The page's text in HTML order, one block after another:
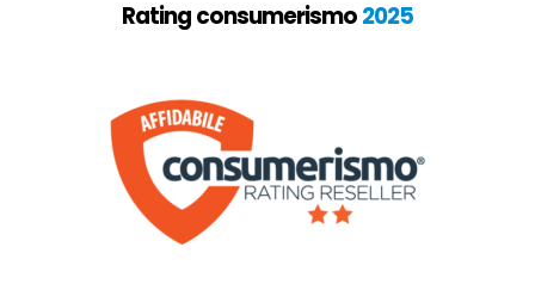
Rating consumerismo 2025